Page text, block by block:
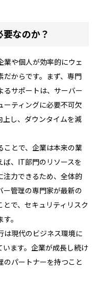
なのか？
業や個人が効率的にウェ
だからです。まず、専門
るサポートは、サーバー
ーティングに必要不可欠
上し、ダウンタイムを減
ことで、企業は本来の業
ば、IT部門のリソースを
注力できるため、全体的
ー管理の専門家が最新の
で、セキュリティリスク
。
は現代のビジネス環境に
ます。企業が成長し続け
のパートナーを持つこと